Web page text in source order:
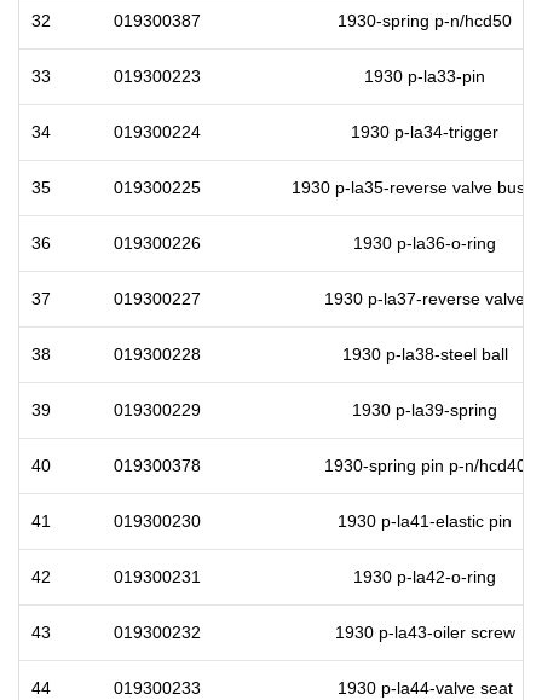
32 019300387 1930-spring p-n/hcd50
33 019300223 1930 p-la33-pin
34 019300224 1930 p-la34-trigger
35 019300225 1930 p-la35-reverse valve
36 019300226 1930 p-la36-o-ring
37 019300227 1930 p-la37-reverse valve
38 019300228 1930 p-la38-steel ball
39 019300229 1930 p-la39-spring
40 019300378 1930-spring pin p-n/hcd40
41 019300230 1930 p-la41-elastic pin
42 019300231 1930 p-la42-o-ring
43 019300232 1930 p-la43-oiler screw
44 019300233 1930 p-la44-valve seat